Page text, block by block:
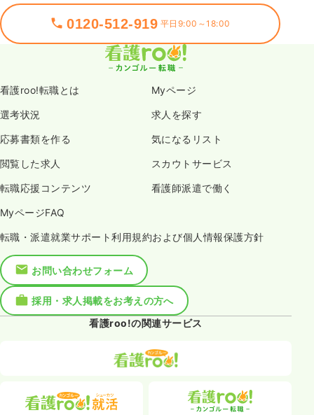
0120-512-919 平日9:00～18:00
看護roo!転職とは Myページ
選考状況 求人を探す
応募書類を作る 気になるリスト
閲覧した求人 スカウトサービス
転職応援コンテンツ 看護師派遣で働く
MyページFAQ
転職・派遣就業サポート利用規約および個人情報保護方針
お問い合わせフォーム
採用・求人掲載をお考えの方へ
看護roo!の関連サービス